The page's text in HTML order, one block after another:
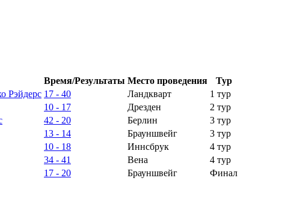
Время/Результаты Место проведения
Тур
Рэйдерс 17 - 40 Ландкварт
1 тур
10 - 17 Дрезден
2 тур
42 - 20 Берлин
3 тур
13 - 14 Брауншвейг
3 тур
10 - 18 Иннсбрук
4 тур
34 - 41 Вена
4 тур
17 - 20 Брауншвейг Финал